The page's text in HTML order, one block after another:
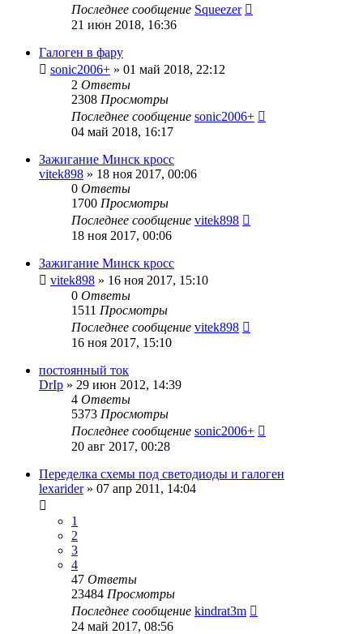
Последнее сообщение Squeezer
21 июн 2018, 16:36
Галоген в фару
sonic2006+ » 01 май 2018, 22:12
2 Ответы
2308 Просмотры
Последнее сообщение sonic2006+
04 май 2018, 16:17
Зажигание Минск кросс
vitek898 » 18 ноя 2017, 00:06
0 Ответы
1700 Просмотры
Последнее сообщение vitek898
18 ноя 2017, 00:06
Зажигание Минск кросс
vitek898 » 16 ноя 2017, 15:10
0 Ответы
1511 Просмотры
Последнее сообщение vitek898
16 ноя 2017, 15:10
постоянный ток
DrIp » 29 июн 2012, 14:39
4 Ответы
5373 Просмотры
Последнее сообщение sonic2006+
20 авг 2017, 00:28
Переделка схемы под светодиоды и галоген
lexarider» 07 апр 2011, 14:04
1
2
3
4
47 Ответы
23484 Просмотры
Последнее сообщение kindrat3m
24 май 2017, 08:56